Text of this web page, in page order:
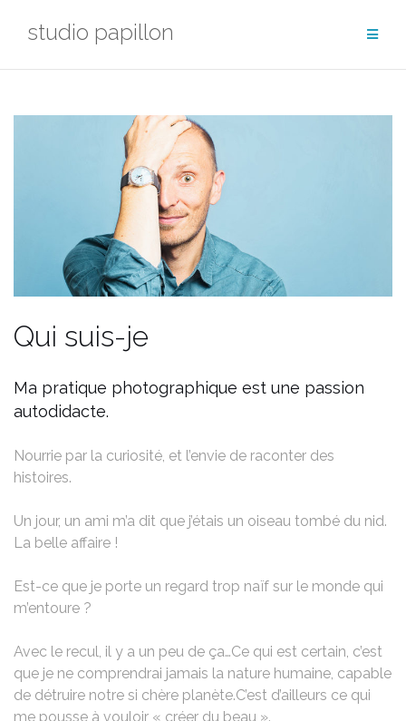
studio papillon
Qui suis-je
Ma pratique photographique est une passion
autodidacte.
Nourrie par la curiosité, et l’envie de raconter des
histoires.
Un jour, un ami m’a dit que j’étais un oiseau tombé du nid.​
La belle affaire !​
Est-ce que je porte un regard trop naïf sur le monde qui
m’entoure ?​
Avec le recul, il y a un peu de ça…​Ce qui est certain, c’est
que je ne comprendrai jamais la nature humaine, capable
de détruire notre si chère planète.​C’est d’ailleurs ce qui
me pousse à vouloir « créer du beau ».